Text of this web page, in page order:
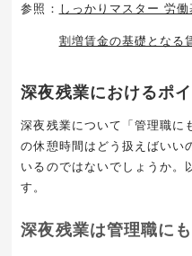
参照： しっかりマスター 労
割増賃金の基礎となる
深夜残業におけるポ
深夜残業について「管理職に
の休憩時間はどう扱えばいい
いるのではないでしょうか。
す。
深夜残業は管理職に